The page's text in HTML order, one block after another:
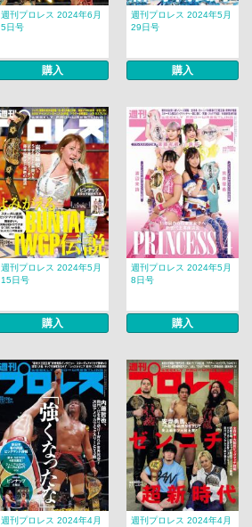
週刊プロレス 2024年6月
5日号
購入
週刊プロレス 2024年5月
29日号
購入
週刊プロレス 2024年5月
15日号
購入
週刊プロレス 2024年5月
8日号
購入
週刊プロレス 2024年4月
週刊プロレス 2024年4月